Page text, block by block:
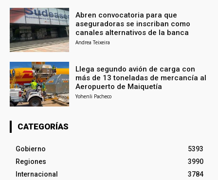
Abren convocatoria para que
aseguradoras se inscriban como
canales alternativos de la banca
Andrea Teixeira
Llega segundo avión de carga con
más de 13 toneladas de mercancía al
Aeropuerto de Maiquetía
Yohenli Pacheco
CATEGORÍAS
Gobierno
5393
Regiones
3990
Internacional
3784